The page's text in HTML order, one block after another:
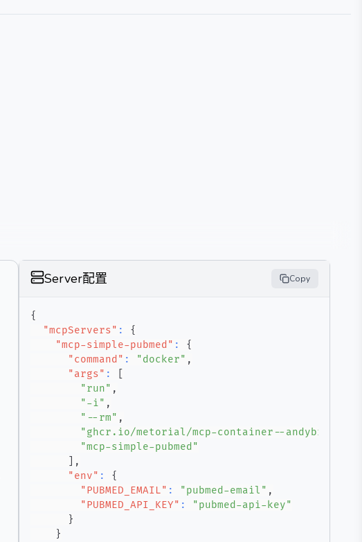
Server配置 Copy
{
"mcpServers" :
{
"mcp-simple-pubmed" :
{
"command" : "docker" ,
"args" :
"run" ,
"-i" ,
"--rm" ,
"ghcr.io/metorial/mcp-container--andybrandt--
"mcp-simple-pubmed"
,
"env" :
{
"PUBMED_EMAIL" : "pubmed-email" ,
"PUBMED_API_KEY" :
"pubmed-api-key"
}
}